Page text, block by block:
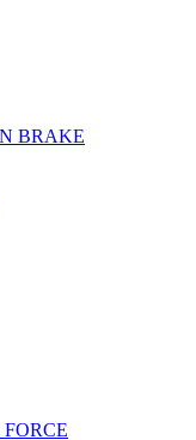
BRAKE